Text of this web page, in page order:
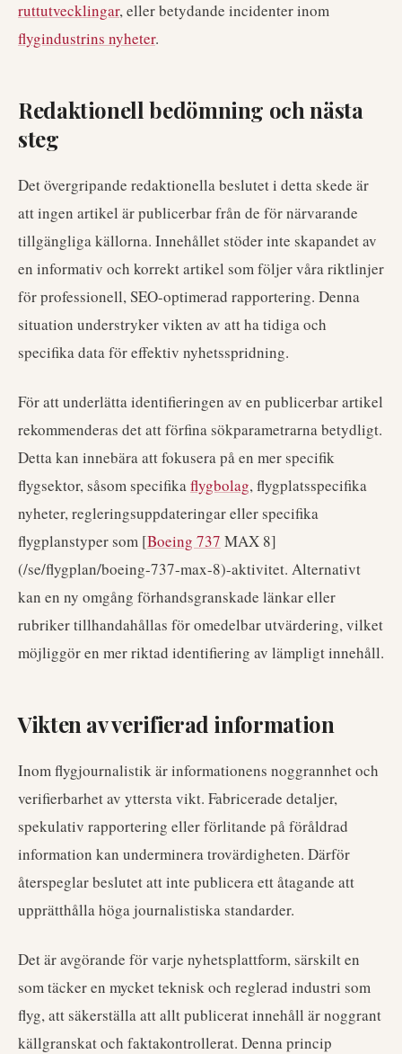
ruttutvecklingar, eller betydande incidenter inom
flygindustrins nyheter.
Redaktionell bedömning och nästa
steg
Det övergripande redaktionella beslutet i detta skede är
att ingen artikel är publicerbar från de för närvarande
tillgängliga källorna. Innehållet stöder inte skapandet av
en informativ och korrekt artikel som följer våra riktlinjer
för professionell, SEO-optimerad rapportering. Denna
situation understryker vikten av att ha tidiga och
specifika data för effektiv nyhetsspridning.
För att underlätta identifieringen av en publicerbar artikel
rekommenderas det att förfina sökparametrarna betydligt.
Detta kan innebära att fokusera på en mer specifik
flygsektor, såsom specifikaflygbolag, flygplatsspecifika
nyheter, regleringsuppdateringar eller specifika
flygplanstyper som [Boeing 737 MAX 8]
(/se/flygplan/boeing-737-max-8)-aktivitet. Alternativt
kan en ny omgång förhandsgranskade länkar eller
rubriker tillhandahållas för omedelbar utvärdering, vilket
möjliggör en mer riktad identifiering av lämpligt innehåll.
Vikten av verifierad information
Inom flygjournalistik är informationens noggrannhet och
verifierbarhet av yttersta vikt. Fabricerade detaljer,
spekulativ rapportering eller förlitande på föråldrad
information kan underminera trovärdigheten. Därför
återspeglar beslutet att inte publicera ett åtagande att
upprätthålla höga journalistiska standarder.
Det är avgörande för varje nyhetsplattform, särskilt en
som täcker en mycket teknisk och reglerad industri som
flyg, att säkerställa att allt publicerat innehåll är noggrant
källgranskat och faktakontrollerat. Denna princip